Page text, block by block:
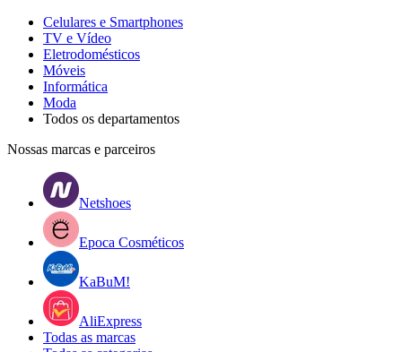
Celulares e Smartphones
TV e Vídeo
Eletrodomésticos
Móveis
Informática
Moda
Todos os departamentos
Nossas marcas e parceiros
Netshoes
Epoca Cosméticos
KaBuM!
AliExpress
Todas as marcas